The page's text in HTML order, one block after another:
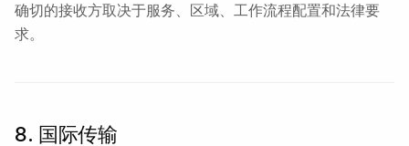
确切的接收方取决于服务、区域、工作流程配置和法律要
求。
8. 国际传输